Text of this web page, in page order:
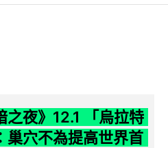
之夜》12.1 「烏拉特
巢穴不為提高世界首